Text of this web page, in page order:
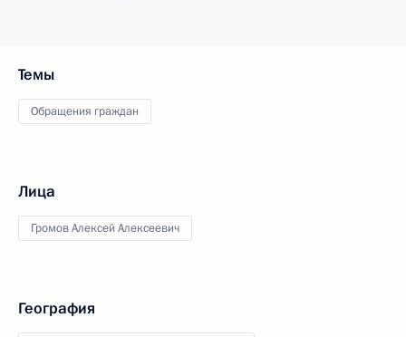
Темы
Обращения граждан
Лица
Громов Алексей Алексеевич
География